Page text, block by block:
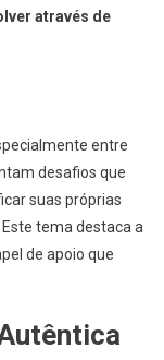
através de
entre
desafios que
suas próprias
tema destaca a
de apoio que